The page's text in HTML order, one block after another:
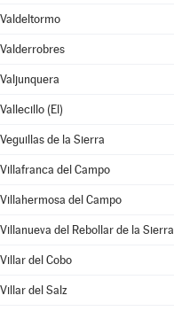
Valdeltormo
Valderrobres
Valjunquera
Vallecillo (El)
Veguillas de la Sierra
Villafranca del Campo
Villahermosa del Campo
Villanueva del Rebollar de la Sierra
Villar del Cobo
Villar del Salz